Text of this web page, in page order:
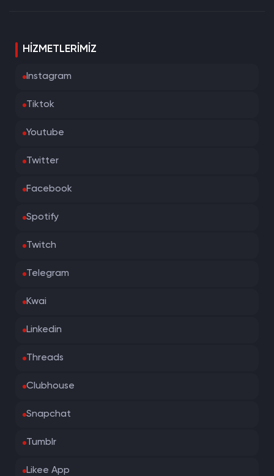
HIZMETLERIMIZ
Instagram
Tiktok
Youtube
Twitter
Facebook
Spotify
Twitch
Telegram
Kwai
Linkedin
Threads
Clubhouse
Snapchat
Tumblr
Likee App